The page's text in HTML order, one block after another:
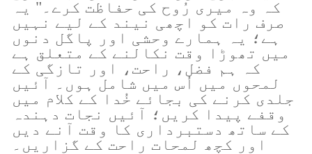
کہ وہ میری رُوح کی حفاظت کرے۔" یہ
صرف رات کو اچھی نیند کے لیے نہیں
ہے؛ یہ ہمارے وحشی اور پاگل دنوں
میں تھوڑا وقت نکالنے کے متعلق ہے
کہ ہم فضل، راحت، اور تازگی کے
لمحوں میں اُس میں شامل ہوں۔ آئیں
جلدی کرنے کی بجائے خُدا کے کلام میں
وقفے پیدا کریں؛ آئیں نجات دہندہ
کے ساتھ دستبرداری کا وقت آنے دیں
اور کچھ لمحات راحت کے گزاریں۔